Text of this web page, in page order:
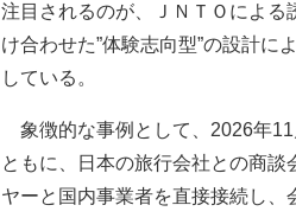
注目されるのが、ＪＮＴＯによ
け合わせた”体験志向型”の設計に
している。
象徴的な事例として、2026年11
ともに、日本の旅行会社との商
ヤーと国内事業者を直接接続し